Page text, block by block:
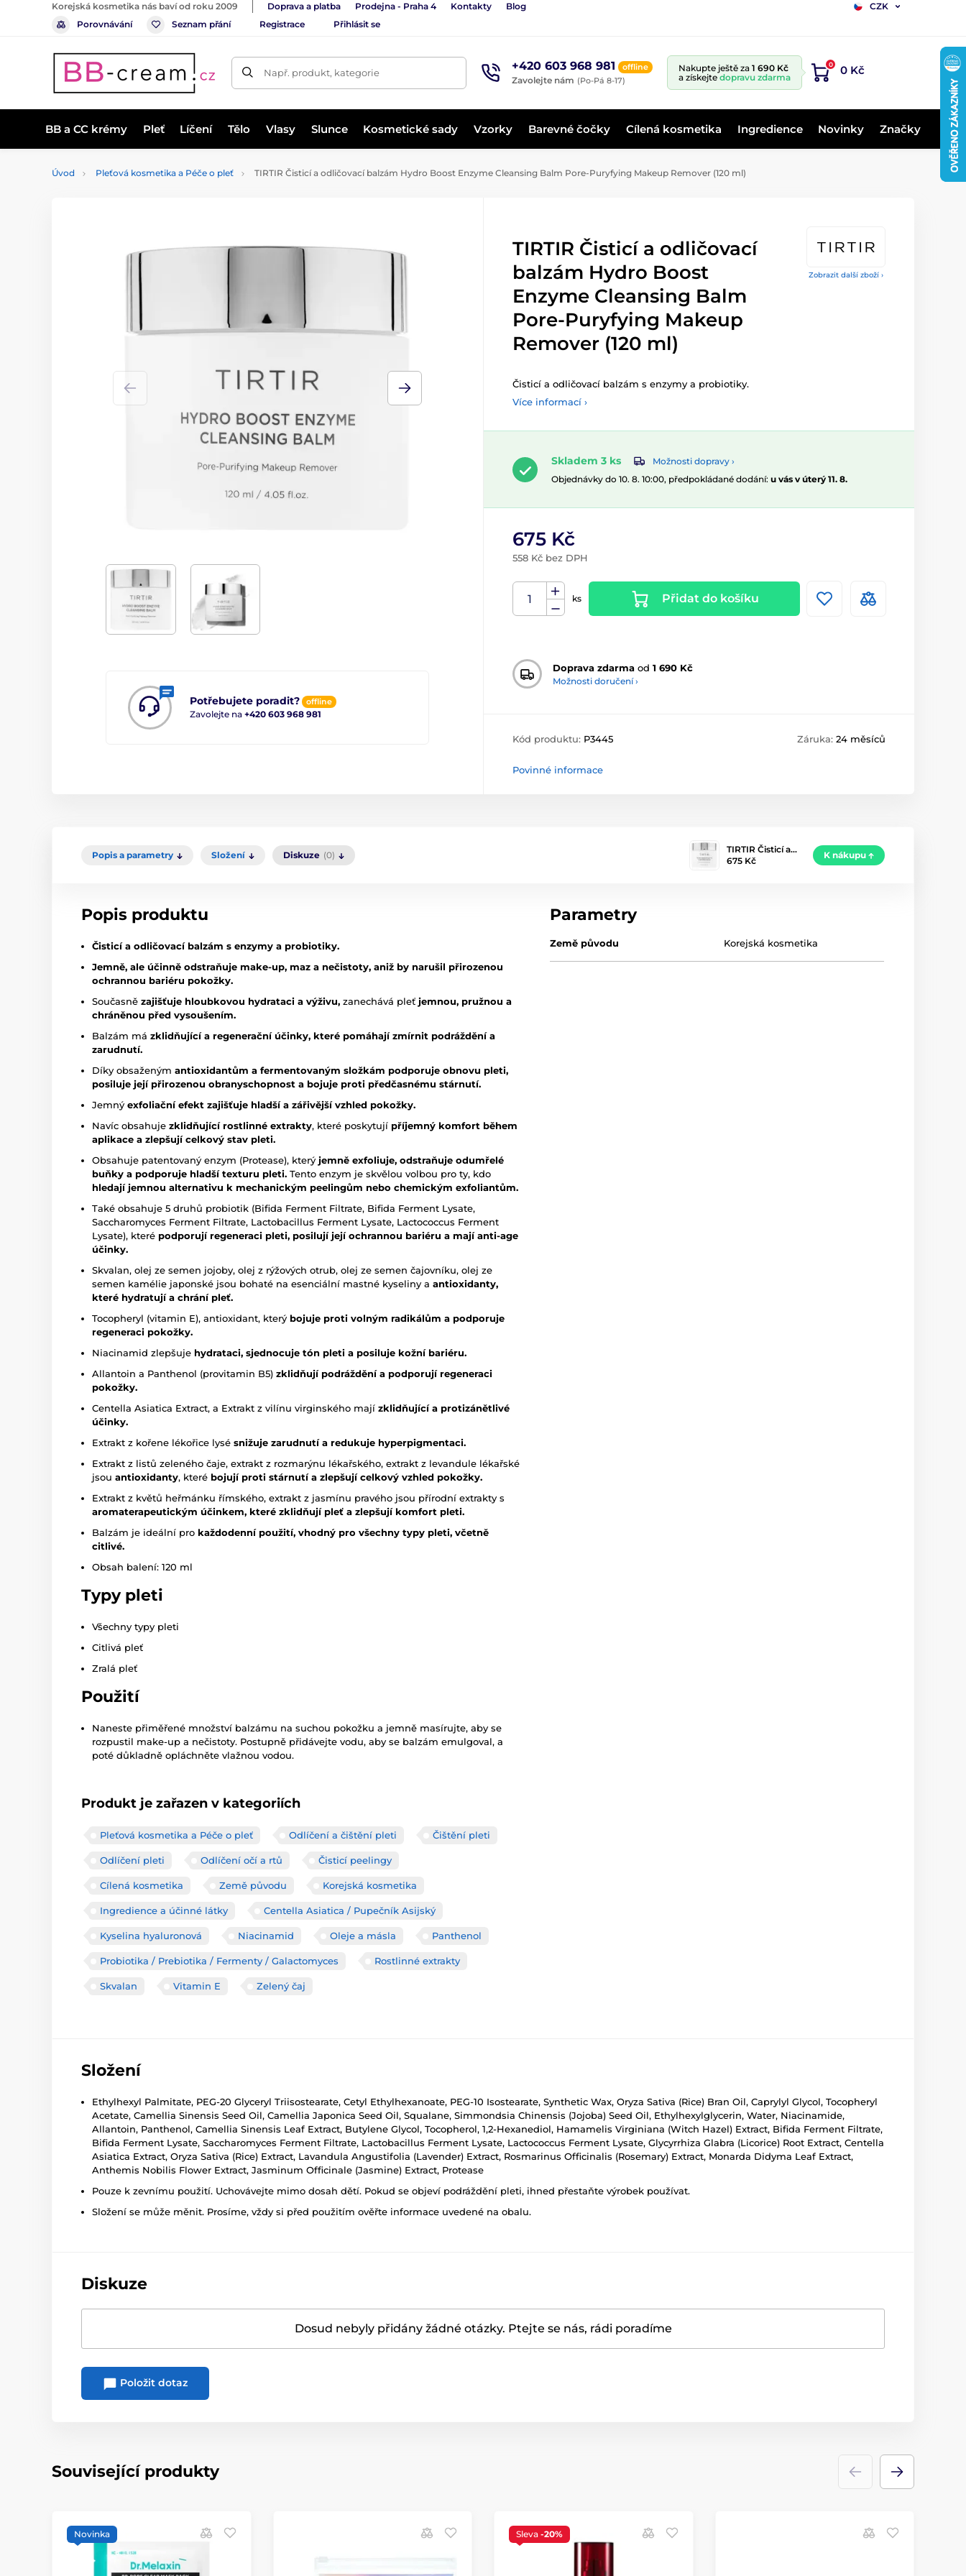
Korejská kosmetika nás baví od roku 2009 Doprava a platba Prodejna - Praha 4 Kontakty Blog
CZK
Porovnávání
Seznam přání Registrace Přihlásit se
Např. produkt, kategorie +420 603 968 981 offline
Zavolejte nám (Po-Pá 8-17)
Nakupte ještě za 1 690 Kč
a získejte dopravu zdarma
0 0 Kč
BB a CC krémy Pleť Líčení Tělo Vlasy Slunce Kosmetické sady Vzorky Barevné čočky Cílená kosmetika Ingredience Novinky Značky
Úvod Pleťová kosmetika a Péče o pleť TIRTIR Čisticí a odličovací balzám Hydro Boost Enzyme Cleansing Balm Pore-Puryfying Makeup Remover (120 ml)
Zobrazit další zboží ›
Potřebujete poradit? offline
Zavolejte na +420 603 968 981
TIRTIR Čisticí a odličovací
balzám Hydro Boost
Enzyme Cleansing Balm
Pore-Puryfying Makeup
Remover (120 ml)
Čisticí a odličovací balzám s enzymy a probiotiky.
Více informací ›
Skladem 3 ks
Možnosti dopravy ›
Objednávky do 10. 8. 10:00, předpokládané dodání: u vás v úterý 11. 8.
675 Kč
558 Kč bez DPH
ks Přidat do košíku
Doprava zdarma od 1 690 Kč
Možnosti doručení ›
Kód produktu: P3445 Záruka: 24 měsíců
Povinné informace
Popis a parametry Složení Diskuze (0)
TIRTIR Čisticí a…
675 Kč
K nákupu
Popis produktu
Čisticí a odličovací balzám s enzymy a probiotiky.
Jemně, ale účinně odstraňuje make-up, maz a nečistoty, aniž by narušil přirozenou
ochrannou bariéru pokožky.
Současně zajišťuje hloubkovou hydrataci a výživu, zanechává pleť jemnou, pružnou a
chráněnou před vysoušením.
Balzám má zklidňující a regenerační účinky, které pomáhají zmírnit podráždění a
zarudnutí.
Díky obsaženým antioxidantům a fermentovaným složkám podporuje obnovu pleti,
posiluje její přirozenou obranyschopnost a bojuje proti předčasnému stárnutí.
Jemný exfoliační efekt zajišťuje hladší a zářivější vzhled pokožky.
Navíc obsahuje zklidňující rostlinné extrakty, které poskytují příjemný komfort během
aplikace a zlepšují celkový stav pleti.
Obsahuje patentovaný enzym (Protease), který jemně exfoliuje, odstraňuje odumřelé
buňky a podporuje hladší texturu pleti. Tento enzym je skvělou volbou pro ty, kdo
hledají jemnou alternativu k mechanickým peelingům nebo chemickým exfoliantům.
Také obsahuje 5 druhů probiotik (Bifida Ferment Filtrate, Bifida Ferment Lysate,
Saccharomyces Ferment Filtrate, Lactobacillus Ferment Lysate, Lactococcus Ferment
Lysate), které podporují regeneraci pleti, posilují její ochrannou bariéru a mají anti-age
účinky.
Skvalan, olej ze semen jojoby, olej z rýžových otrub, olej ze semen čajovníku, olej ze
semen kamélie japonské jsou bohaté na esenciální mastné kyseliny a antioxidanty,
které hydratují a chrání pleť.
Tocopheryl (vitamin E), antioxidant, který bojuje proti volným radikálům a podporuje
regeneraci pokožky.
Niacinamid zlepšuje hydrataci, sjednocuje tón pleti a posiluje kožní bariéru.
Allantoin a Panthenol (provitamin B5) zklidňují podráždění a podporují regeneraci
pokožky.
Centella Asiatica Extract, a Extrakt z vilínu virginského mají zklidňující a protizánětlivé
účinky.
Extrakt z kořene lékořice lysé snižuje zarudnutí a redukuje hyperpigmentaci.
Extrakt z listů zeleného čaje, extrakt z rozmarýnu lékařského, extrakt z levandule lékařské
jsou antioxidanty, které bojují proti stárnutí a zlepšují celkový vzhled pokožky.
Extrakt z květů heřmánku římského, extrakt z jasmínu pravého jsou přírodní extrakty s
aromaterapeutickým účinkem, které zklidňují pleť a zlepšují komfort pleti.
Balzám je ideální pro každodenní použití, vhodný pro všechny typy pleti, včetně
citlivé.
Obsah balení: 120 ml
Typy pleti
Všechny typy pleti
Citlivá pleť
Zralá pleť
Použití
Naneste přiměřené množství balzámu na suchou pokožku a jemně masírujte, aby se
rozpustil make-up a nečistoty. Postupně přidávejte vodu, aby se balzám emulgoval, a
poté důkladně opláchněte vlažnou vodou.
Produkt je zařazen v kategoriích
Pleťová kosmetika a Péče o pleť Odlíčení a čištění pleti Čištění pleti
Odlíčení pleti Odlíčení očí a rtů Čisticí peelingy
Cílená kosmetika Země původu Korejská kosmetika
Ingredience a účinné látky Centella Asiatica / Pupečník Asijský
Kyselina hyaluronová Niacinamid Oleje a másla Panthenol
Probiotika / Prebiotika / Fermenty / Galactomyces Rostlinné extrakty
Skvalan Vitamin E Zelený čaj
Parametry
Země původu Korejská kosmetika
Složení
Ethylhexyl Palmitate, PEG-20 Glyceryl Triisostearate, Cetyl Ethylhexanoate, PEG-10 Isostearate, Synthetic Wax, Oryza Sativa (Rice) Bran Oil, Caprylyl Glycol, Tocopheryl
Acetate, Camellia Sinensis Seed Oil, Camellia Japonica Seed Oil, Squalane, Simmondsia Chinensis (Jojoba) Seed Oil, Ethylhexylglycerin, Water, Niacinamide,
Allantoin, Panthenol, Camellia Sinensis Leaf Extract, Butylene Glycol, Tocopherol, 1,2-Hexanediol, Hamamelis Virginiana (Witch Hazel) Extract, Bifida Ferment Filtrate,
Bifida Ferment Lysate, Saccharomyces Ferment Filtrate, Lactobacillus Ferment Lysate, Lactococcus Ferment Lysate, Glycyrrhiza Glabra (Licorice) Root Extract, Centella
Asiatica Extract, Oryza Sativa (Rice) Extract, Lavandula Angustifolia (Lavender) Extract, Rosmarinus Officinalis (Rosemary) Extract, Monarda Didyma Leaf Extract,
Anthemis Nobilis Flower Extract, Jasminum Officinale (Jasmine) Extract, Protease
Pouze k zevnímu použití. Uchovávejte mimo dosah dětí. Pokud se objeví podráždění pleti, ihned přestaňte výrobek používat.
Složení se může měnit. Prosíme, vždy si před použitím ověřte informace uvedené na obalu.
Diskuze
Dosud nebyly přidány žádné otázky. Ptejte se nás, rádi poradíme
Položit dotaz
Související produkty
Novinka Sleva -20%